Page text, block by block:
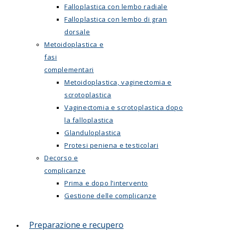
Falloplastica con lembo radiale
Falloplastica con lembo di gran
dorsale
Metoidoplastica e
fasi
complementari
Metoidoplastica, vaginectomia e
scrotoplastica
Vaginectomia e scrotoplastica dopo
la falloplastica
Glanduloplastica
Protesi peniena e testicolari
Decorso e
complicanze
Prima e dopo l’intervento
Gestione delle complicanze
Preparazione e recupero